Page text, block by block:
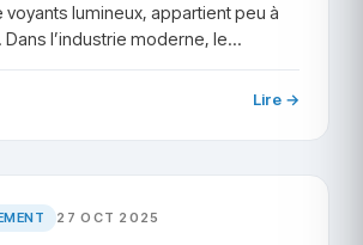
voyants lumineux, appartient peu à
Dans l’industrie moderne, le…
Lire →
27 OCT 2025